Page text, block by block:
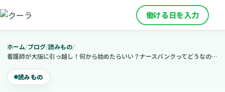
働ける日を入力
ホーム/ブログ/読みもの/
看護師が大阪に引っ越し！何から始めたらいい？ナースバンクってどうなの？ハローワークって意味ある？
読みもの